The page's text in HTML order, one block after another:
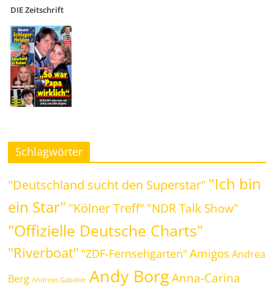
DIE Zeitschrift
Schlagwörter
"Deutschland sucht den Superstar" "Ich bin
ein Star" "Kölner Treff" "NDR Talk Show"
"Offizielle Deutsche Charts"
"Riverboat" "ZDF-Fernsehgarten" Amigos Andrea
Berg Andreas Gabalier Andy Borg Anna-Carina